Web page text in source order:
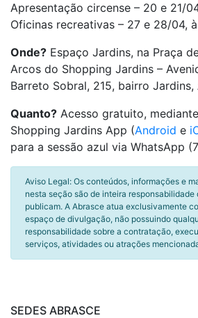
Apresentação circense – 20 e 21/
Oficinas recreativas – 27 e 28/04,
Onde? Espaço Jardins, na Praça
Arcos do Shopping Jardins –
Barreto Sobral, 215, bairro Jardins,
Quanto? Acesso gratuito,
Shopping Jardins App (Android e
para a sessão azul via WhatsApp
Aviso Legal: Os conteúdos, informações e
nesta seção são de inteira responsabilidade
publicam. A Abrasce atua exclusivamente
espaço de divulgação, não possuindo
responsabilidade sobre a contratação,
serviços, atividades ou atrações
SEDES ABRASCE